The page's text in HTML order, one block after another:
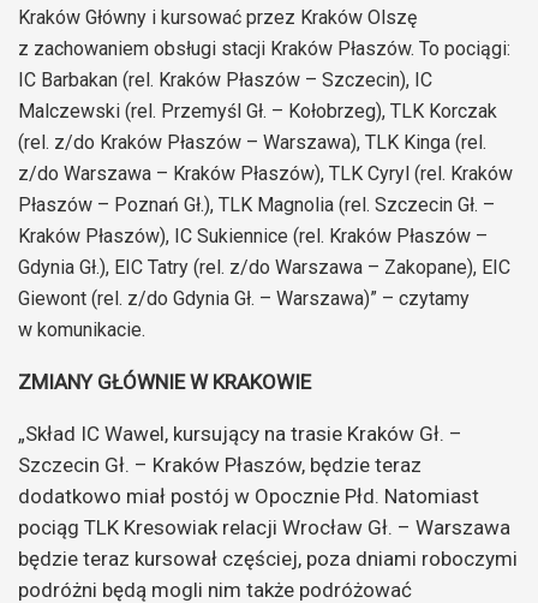
Kraków Główny i kursować przez Kraków Olszę
z zachowaniem obsługi stacji Kraków Płaszów. To pociągi:
IC Barbakan (rel. Kraków Płaszów – Szczecin), IC
Malczewski (rel. Przemyśl Gł. – Kołobrzeg), TLK Korczak
(rel. z/do Kraków Płaszów – Warszawa), TLK Kinga (rel.
z/do Warszawa – Kraków Płaszów), TLK Cyryl (rel. Kraków
Płaszów – Poznań Gł.), TLK Magnolia (rel. Szczecin Gł. –
Kraków Płaszów), IC Sukiennice (rel. Kraków Płaszów –
Gdynia Gł.), EIC Tatry (rel. z/do Warszawa – Zakopane), EIC
Giewont (rel. z/do Gdynia Gł. – Warszawa)” – czytamy
w komunikacie.
ZMIANY GŁÓWNIE W KRAKOWIE
„Skład IC Wawel, kursujący na trasie Kraków Gł. –
Szczecin Gł. – Kraków Płaszów, będzie teraz
dodatkowo miał postój w Opocznie Płd. Natomiast
pociąg TLK Kresowiak relacji Wrocław Gł. – Warszawa
będzie teraz kursował częściej, poza dniami roboczymi
podróżni będą mogli nim także podróżować